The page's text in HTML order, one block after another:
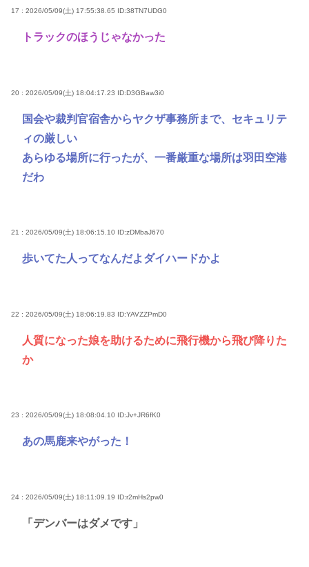
17 : 2026/05/09(土) 17:55:38.65 ID:38TN7UDG0
トラックのほうじゃなかった
20 : 2026/05/09(土) 18:04:17.23 ID:D3GBaw3i0
国会や裁判官宿舎からヤクザ事務所まで、セキュリテ
ィの厳しい
あらゆる場所に行ったが、一番厳重な場所は羽田空港
だわ
21 : 2026/05/09(土) 18:06:15.10 ID:zDMbaJ670
歩いてた人ってなんだよダイハードかよ
22 : 2026/05/09(土) 18:06:19.83 ID:YAVZZPmD0
人質になった娘を助けるために飛行機から飛び降りた
か
23 : 2026/05/09(土) 18:08:04.10 ID:Jv+JR6fK0
あの馬鹿来やがった！
24 : 2026/05/09(土) 18:11:09.19 ID:r2mHs2pw0
「デンバーはダメです」